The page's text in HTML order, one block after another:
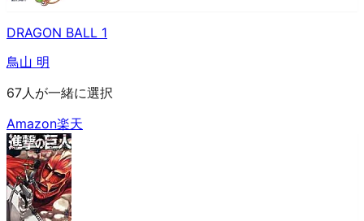
DRAGON BALL 1
鳥山 明
67人が一緒に選択
Amazon楽天